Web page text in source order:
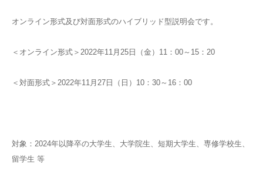
オンライン形式及び対面形式のハイブリッド型説明会です。
＜オンライン形式＞2022年11月25日（金）11：00～15：20
＜対面形式＞2022年11月27日（日）10：30～16：00
対象：2024年以降卒の大学生、大学院生、短期大学生、専修学校生、
留学生 等